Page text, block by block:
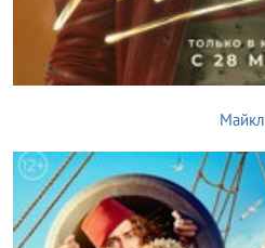
Майкл